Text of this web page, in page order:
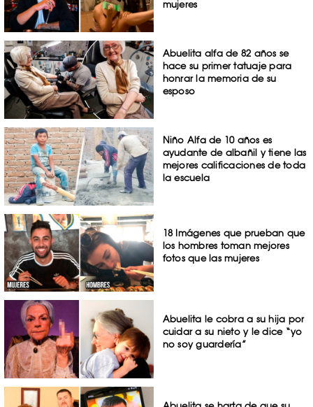
mujeres
Abuelita alfa de 82 años se
hace su primer tatuaje para
honrar la memoria de su
esposo
Niño Alfa de 10 años es
ayudante de albañil y tiene las
mejores calificaciones de toda
la escuela
18 Imágenes que prueban que
los hombres toman mejores
fotos que las mujeres
Abuelita le cobra a su hija por
cuidar a su nieto y le dice “yo
no soy guardería”